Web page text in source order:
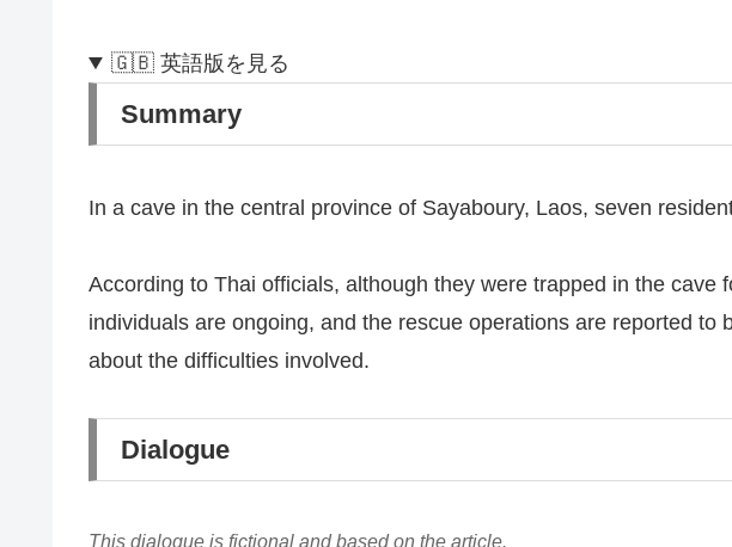
🇬🇧 英語版を見る
Summary
In a cave in the central province of Sayaboury, Laos, seven
According to Thai officials, although they were trapped in the
individuals are ongoing, and the rescue operations are reported
about the difficulties involved.
Dialogue
This dialogue is fictional and based on the article.